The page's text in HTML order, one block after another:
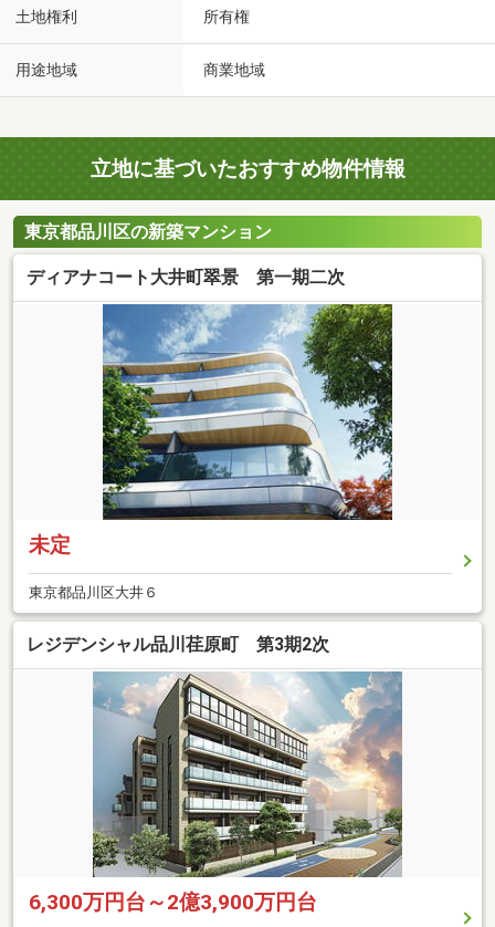
土地権利 所有権
用途地域 商業地域
立地に基づいたおすすめ物件情報
東京都品川区の新築マンション
ディアナコート大井町翠景 第一期二次
未定
東京都品川区大井６
レジデンシャル品川荏原町 第3期2次
6,300万円台～2億3,900万円台